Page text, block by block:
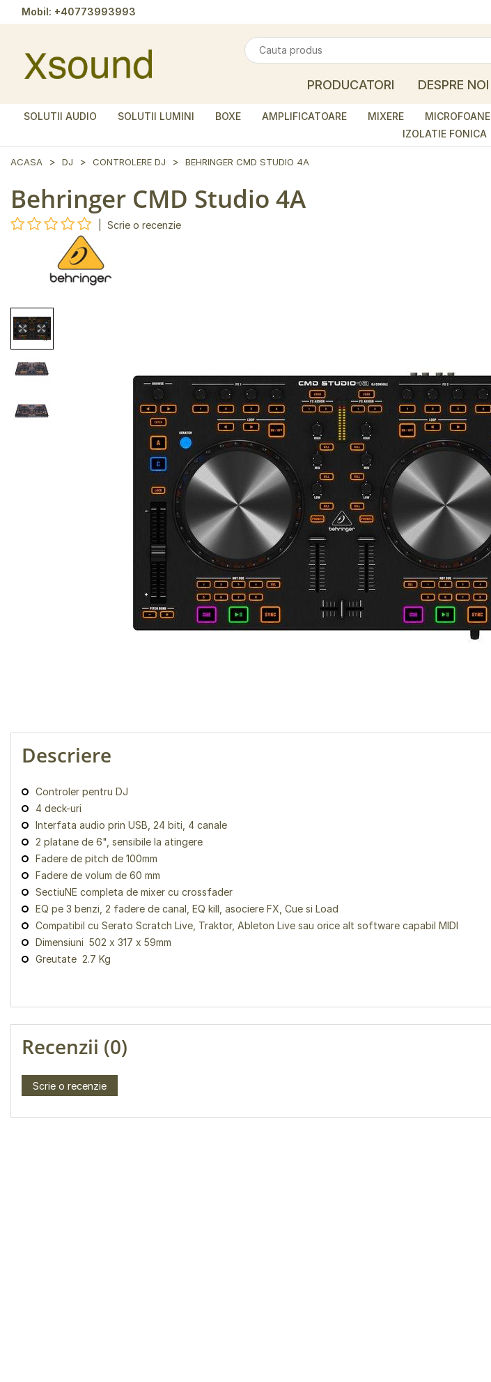
Mobil: +40773993993
PRODUCATORI DESPRE NOI
SOLUTII AUDIO SOLUTII LUMINI BOXE AMPLIFICATOARE MIXERE MICROFOANE
IZOLATIE FONICA
ACASA DJ CONTROLERE DJ BEHRINGER CMD STUDIO 4A
Behringer CMD Studio 4A
Scrie o recenzie
Descriere
Controler pentru DJ
4 deck-uri
Interfata audio prin USB, 24 biti, 4 canale
2 platane de 6", sensibile la atingere
Fadere de pitch de 100mm
Fadere de volum de 60 mm
SectiuNE completa de mixer cu crossfader
EQ pe 3 benzi, 2 fadere de canal, EQ kill, asociere FX, Cue si Load
Compatibil cu Serato Scratch Live, Traktor, Ableton Live sau orice alt software capabil MIDI
Dimensiuni 502 x 317 x 59mm
Greutate 2.7 Kg
Recenzii (0)
Scrie o recenzie